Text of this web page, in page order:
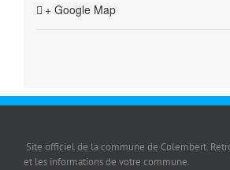
+ Google Map
Site officiel de la commune de Colembert.
et les informations de votre commune.